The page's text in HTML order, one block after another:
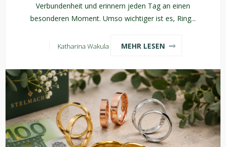
Verbundenheit und erinnern jeden Tag an einen
besonderen Moment. Umso wichtiger ist es, Ring...
Katharina Wakula MEHR LESEN